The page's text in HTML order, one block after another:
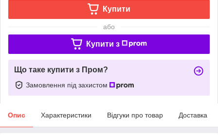
Купити
або
Купити з
Що таке купити з Пром?
Замовлення під захистом
Опис Характеристики Відгуки про товар Доставка